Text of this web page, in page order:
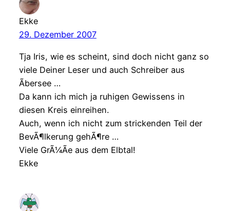
Ekke
29. Dezember 2007
Tja Iris, wie es scheint, sind doch nicht ganz so
viele Deiner Leser und auch Schreiber aus
Ãbersee …
Da kann ich mich ja ruhigen Gewissens in
diesen Kreis einreihen.
Auch, wenn ich nicht zum strickenden Teil der
BevÃ¶lkerung gehÃ¶re …
Viele GrÃ¼Ãe aus dem Elbtal!
Ekke